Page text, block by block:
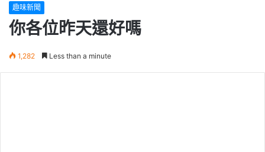
趣味新聞
你各位昨天還好嗎
1,282 Less than a minute